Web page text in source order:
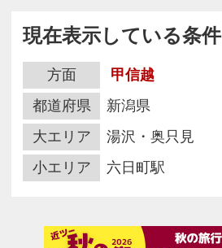
現在表示している条件
方面
甲信越
都道府県
新潟県
大エリア
湯沢・奥只見
小エリア
六日町駅